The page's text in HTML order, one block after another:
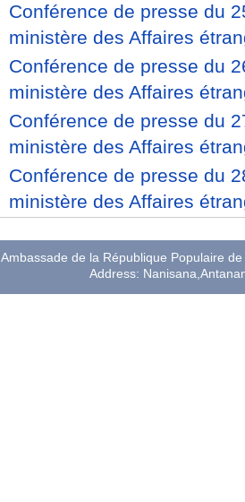
Conférence de presse du
ministère des Affaires
​Conférence de presse du
ministère des Affaires
Conférence de presse du
ministère des Affaires
Conférence de presse du
ministère des Affaires
Ambassade de la République Populaire
Address: